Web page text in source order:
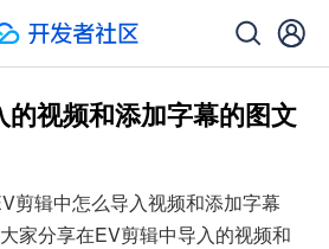
视频和添加字幕的图文
剪辑中怎么导入视频和添加字幕
家分享在EV剪辑中导入的视频和